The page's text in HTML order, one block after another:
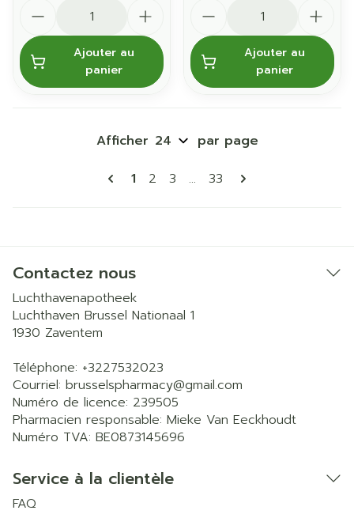
Ajouter au
panier
Ajouter au
panier
Pages
Vous lisez actuellement la page
1 Page
2 Page
3 ... Page
33
Afficher par page
Contactez nous
Luchthavenapotheek
Luchthaven Brussel Nationaal 1
1930 Zaventem
Téléphone: +3227532023
Courriel: brusselspharmacy@gmail.com
Numéro de licence: 239505
Pharmacien responsable: Mieke Van Eeckhoudt
Numéro TVA: BE0873145696
Service à la clientèle
FAQ